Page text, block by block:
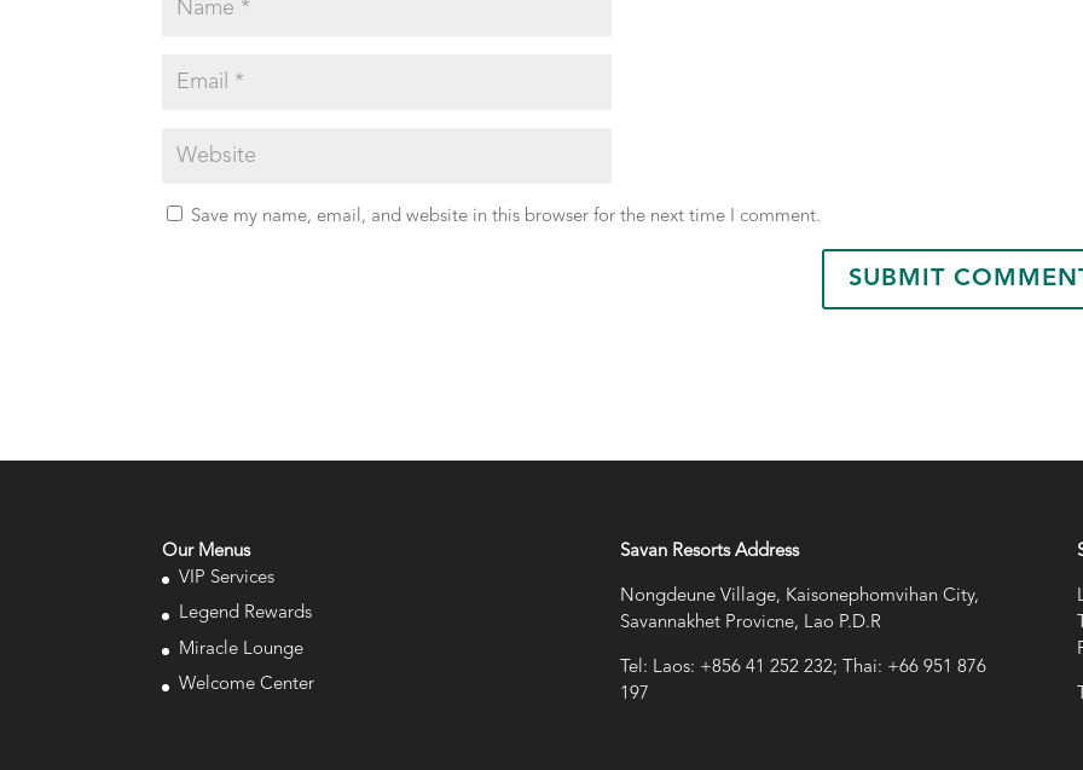
Save my name, email, and website in this browser for the next time I comment.
Our Menus
VIP Services
Legend Rewards
Miracle Lounge
Welcome Center
Savan Resorts Address
Nongdeune Village, Kaisonephomvihan City,
Savannakhet Provicne, Lao P.D.R
Tel: Laos: +856 41 252 232; Thai: +66 951 876
197